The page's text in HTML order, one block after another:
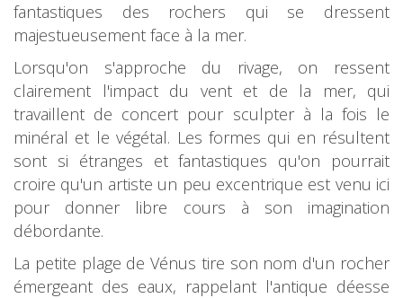
fantastiques des rochers qui se dressent
majestueusement face à la mer.
Lorsqu'on s'approche du rivage, on ressent
clairement l'impact du vent et de la mer, qui
travaillent de concert pour sculpter à la fois le
minéral et le végétal. Les formes qui en résultent
sont si étranges et fantastiques qu'on pourrait
croire qu'un artiste un peu excentrique est venu ici
pour donner libre cours à son imagination
débordante.
La petite plage de Vénus tire son nom d'un rocher
émergeant des eaux, rappelant l'antique déesse